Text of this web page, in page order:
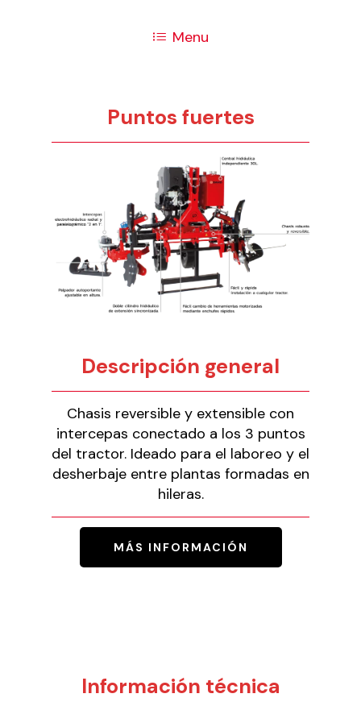
Menu
Puntos fuertes
Descripción general
Chasis reversible y extensible con
intercepas conectado a los 3 puntos
del tractor. Ideado para el laboreo y el
desherbaje entre plantas formadas en
hileras.
MÁS INFORMACIÓN
Información técnica